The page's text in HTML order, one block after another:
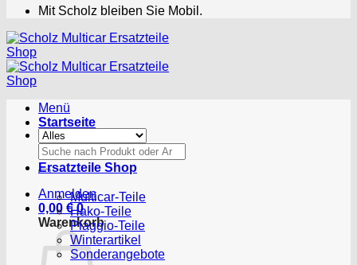
Mit Scholz bleiben Sie Mobil.
Menü
Suchen
nach:
Anmelden
0,00 € 0
Warenkorb
Startseite
Ersatzteile Shop
Multicar-Teile
Hako-Teile
Piaggio-Teile
Winterartikel
Sonderangebote